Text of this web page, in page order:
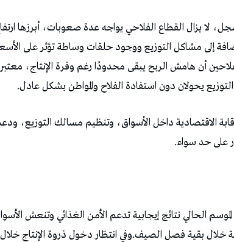
لا يزال القطاع الفلاحي يواجه عدة صعوبات، أبرزها
إلى مشاكل التوزيع ووجود حلقات وساطة تؤثر على
أن هامش الربح يبقى محدودًا رغم وفرة الإنتاج،
يحولان دون استفادة الفلاح والمواطن بشكل عادل.
الاقتصادية داخل الأسواق، وتنظيم مسالك التوزيع،
على حد سواء.
الحالي نتائج إيجابية تدعم الأمن الغذائي وتنعش
خلال بقية فصل الصيف.وفي انتظار دخول ذروة الإنتاج خلال